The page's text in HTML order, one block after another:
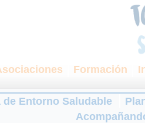
Formación
de Entorno Saludable